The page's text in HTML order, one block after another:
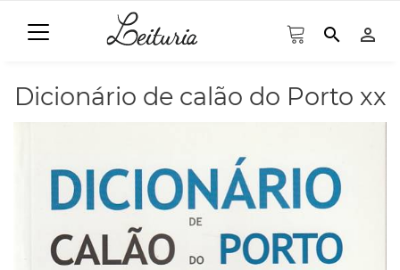
search person_outline
Dicionário de calão do Porto xx